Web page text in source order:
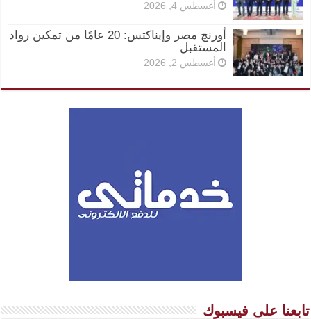
أغسطس 4, 2026
أورنچ مصر وإيناكتس: 20 عامًا من تمكين رواد
المستقبل
أغسطس 2, 2026
تابعنا على فيسبوك